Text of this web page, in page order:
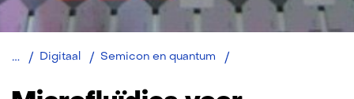
prestaties)
Digitaal Semicon en quantum